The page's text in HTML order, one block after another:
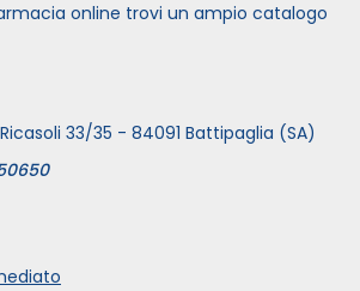
online trovi un ampio catalogo
33/35 - 84091 Battipaglia (SA)